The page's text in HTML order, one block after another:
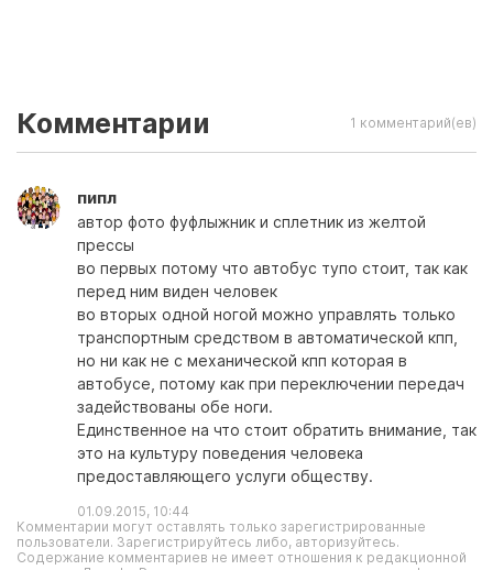
Комментарии 1 комментарий(ев)
пипл
автор фото фуфлыжник и сплетник из желтой
прессы
во первых потому что автобус тупо стоит, так как
перед ним виден человек
во вторых одной ногой можно управлять только
транспортным средством в автоматической кпп,
но ни как не с механической кпп которая в
автобусе, потому как при переключении передач
задействованы обе ноги.
Единственное на что стоит обратить внимание, так
это на культуру поведения человека
предоставляющего услуги обществу.
01.09.2015, 10:44
Комментарии могут оставлять только зарегистрированные
пользователи. Зарегистрируйтесь либо, авторизуйтесь.
Содержание комментариев не имеет отношения к редакционной